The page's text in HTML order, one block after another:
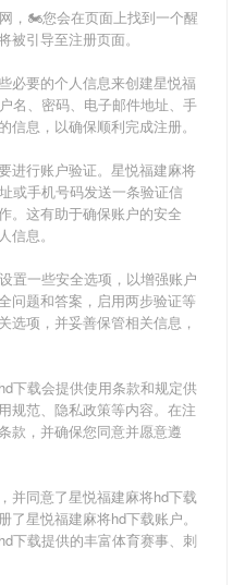
，🏍您会在页面上找到一个醒
被引导至注册页面。
必要的个人信息来创建星悦福
名、密码、电子邮件地址、手
息，以确保顺利完成注册。
行账户验证。 星悦福建麻将
或手机号码发送一条验证信
。这有助于确保账户的安全
息。
置一些安全选项，以增强账户
问题和答案，启用两步验证等
选项，并妥善保管相关信息，
下载会提供使用条款和规定供
规范、隐私政策等内容。在注
款，并确保您同意并愿意遵
并同意了星悦福建麻将hd下载
星悦福建麻将hd下载账户。
下载提供的丰富体育赛事、刺